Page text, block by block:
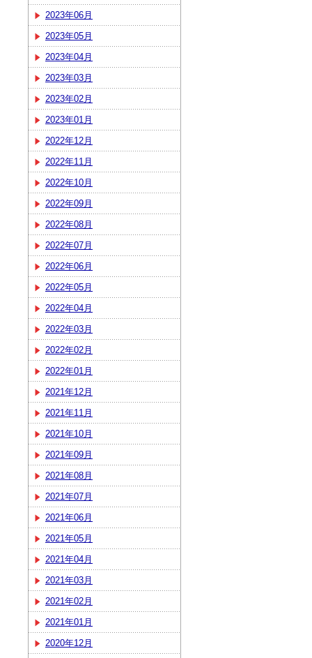
2023年06月
2023年05月
2023年04月
2023年03月
2023年02月
2023年01月
2022年12月
2022年11月
2022年10月
2022年09月
2022年08月
2022年07月
2022年06月
2022年05月
2022年04月
2022年03月
2022年02月
2022年01月
2021年12月
2021年11月
2021年10月
2021年09月
2021年08月
2021年07月
2021年06月
2021年05月
2021年04月
2021年03月
2021年02月
2021年01月
2020年12月